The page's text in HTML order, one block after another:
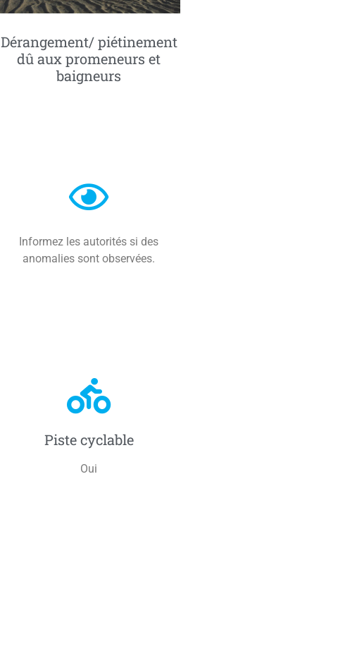
Dérangement/ piétinement
dû aux promeneurs et
baigneurs
Informez les autorités si des
anomalies sont observées.
Piste cyclable
Oui